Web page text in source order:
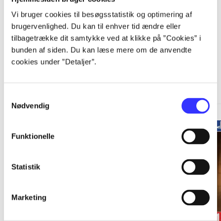
Vi bruger cookies til besøgsstatistik og optimering af
brugervenlighed. Du kan til enhver tid ændre eller
tilbagetrække dit samtykke ved at klikke på ”Cookies” i
bunden af siden. Du kan læse mere om de anvendte
cookies under ”Detaljer”.
Nødvendig
Funktionelle
Statistik
Marketing
A Telltale Games series